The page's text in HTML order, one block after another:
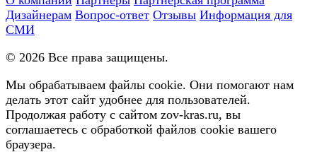
Дизайнерам Вопрос-ответ Отзывы Информация для
СМИ
© 2026 Все права защищены.
Мы обрабатываем файлы cookie. Они помогают нам
делать этот сайт удобнее для пользователей.
Продолжая работу с сайтом zov-kras.ru, вы
соглашаетесь с обработкой файлов cookie вашего
браузера.